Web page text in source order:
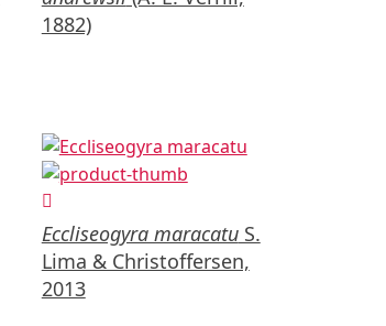
1882)
Eccliseogyra maracatuS.
Lima & Christoffersen,
2013